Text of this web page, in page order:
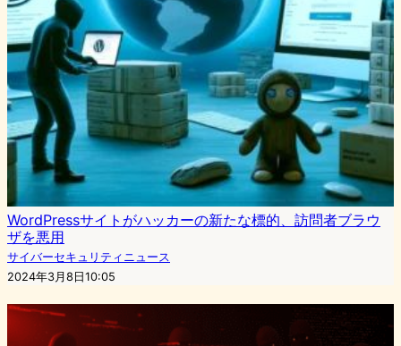
WordPressサイトがハッカーの新たな標的、訪問者ブラウ
ザを悪用
サイバーセキュリティニュース
2024年3月8日10:05